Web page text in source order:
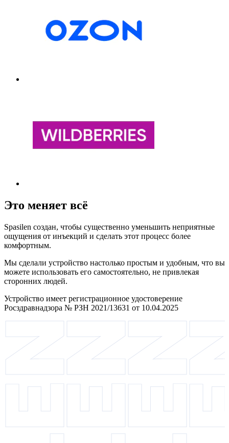
Это меняет всё
Spasilen создан, чтобы существенно уменьшить неприятные
ощущения от инъекций и сделать этот процесс более
комфортным.
Мы сделали устройство настолько простым и удобным, что вы
можете использовать его самостоятельно, не привлекая
сторонних людей.
Устройство имеет регистрационное удостоверение
Росздравнадзора № РЗН 2021/13631 от 10.04.2025